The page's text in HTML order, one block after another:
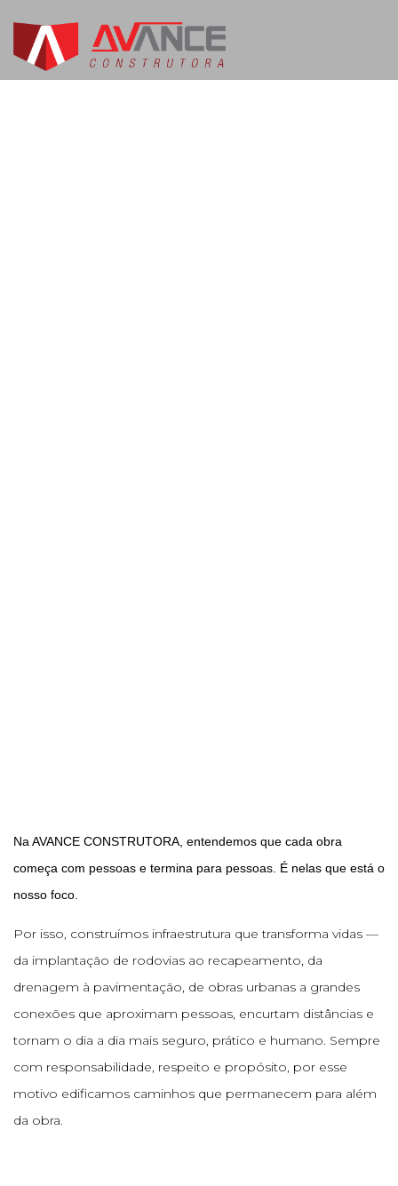
Na AVANCE CONSTRUTORA, entendemos que cada obra
começa com pessoas e termina para pessoas. É nelas que está o
nosso foco.
Por isso, construímos infraestrutura que transforma vidas —
da implantação de rodovias ao recapeamento, da
drenagem à pavimentação, de obras urbanas a grandes
conexões que aproximam pessoas, encurtam distâncias e
tornam o dia a dia mais seguro, prático e humano. Sempre
com responsabilidade, respeito e propósito, por esse
motivo edificamos caminhos que permanecem para além
da obra.